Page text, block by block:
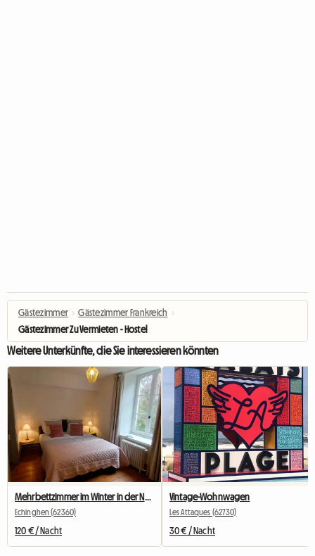
Gästezimmer › Gästezimmer Frankreich ›
Gästezimmer Zu Vermieten - Hostel
Weitere Unterkünfte, die Sie interessieren könnten
Echinghen (62360)
120 € / Nacht
Vintage-Wohnwagen
Les Attaques (62730)
30 € / Nacht